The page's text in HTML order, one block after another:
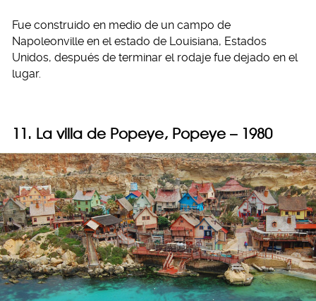
Fue construido en medio de un campo de
Napoleonville en el estado de Louisiana, Estados
Unidos, después de terminar el rodaje fue dejado en el
lugar.
11. La villa de Popeye, Popeye – 1980